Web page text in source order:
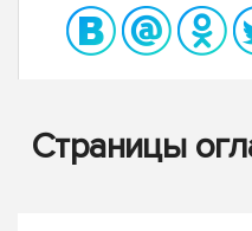
Страницы